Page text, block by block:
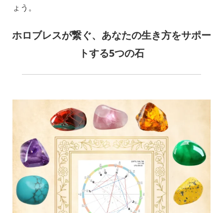
ょう。
ホロブレスが繋ぐ、あなたの生き方をサポー
トする5つの石